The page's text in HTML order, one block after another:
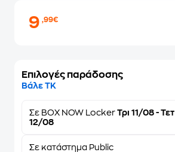
9,99€
Επιλογές παράδοσης
Βάλε ΤΚ
Σε BOX NOW Locker Τρι 11/08 - Τετ
12/08
Σε κατάστημα Public